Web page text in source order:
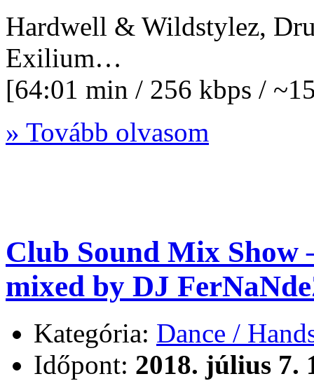
Hardwell & Wildstylez,
Exilium…
[64:01 min / 256 kbps /
» Tovább olvasom
Club Sound Mix Show
mixed by DJ
Kategória: Dance /
Időpont: 2018. július 7.